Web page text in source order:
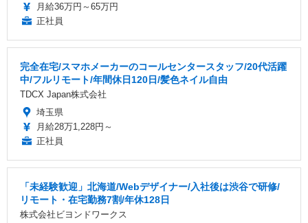
月給36万円～65万円
正社員
完全在宅/スマホメーカーのコールセンタースタッフ/20代活躍
中/フルリモート/年間休日120日/髪色ネイル自由
TDCX Japan株式会社
埼玉県
月給28万1,228円～
正社員
「未経験歓迎」北海道/Webデザイナー/入社後は渋谷で研修/
リモート・在宅勤務7割/年休128日
株式会社ビヨンドワークス